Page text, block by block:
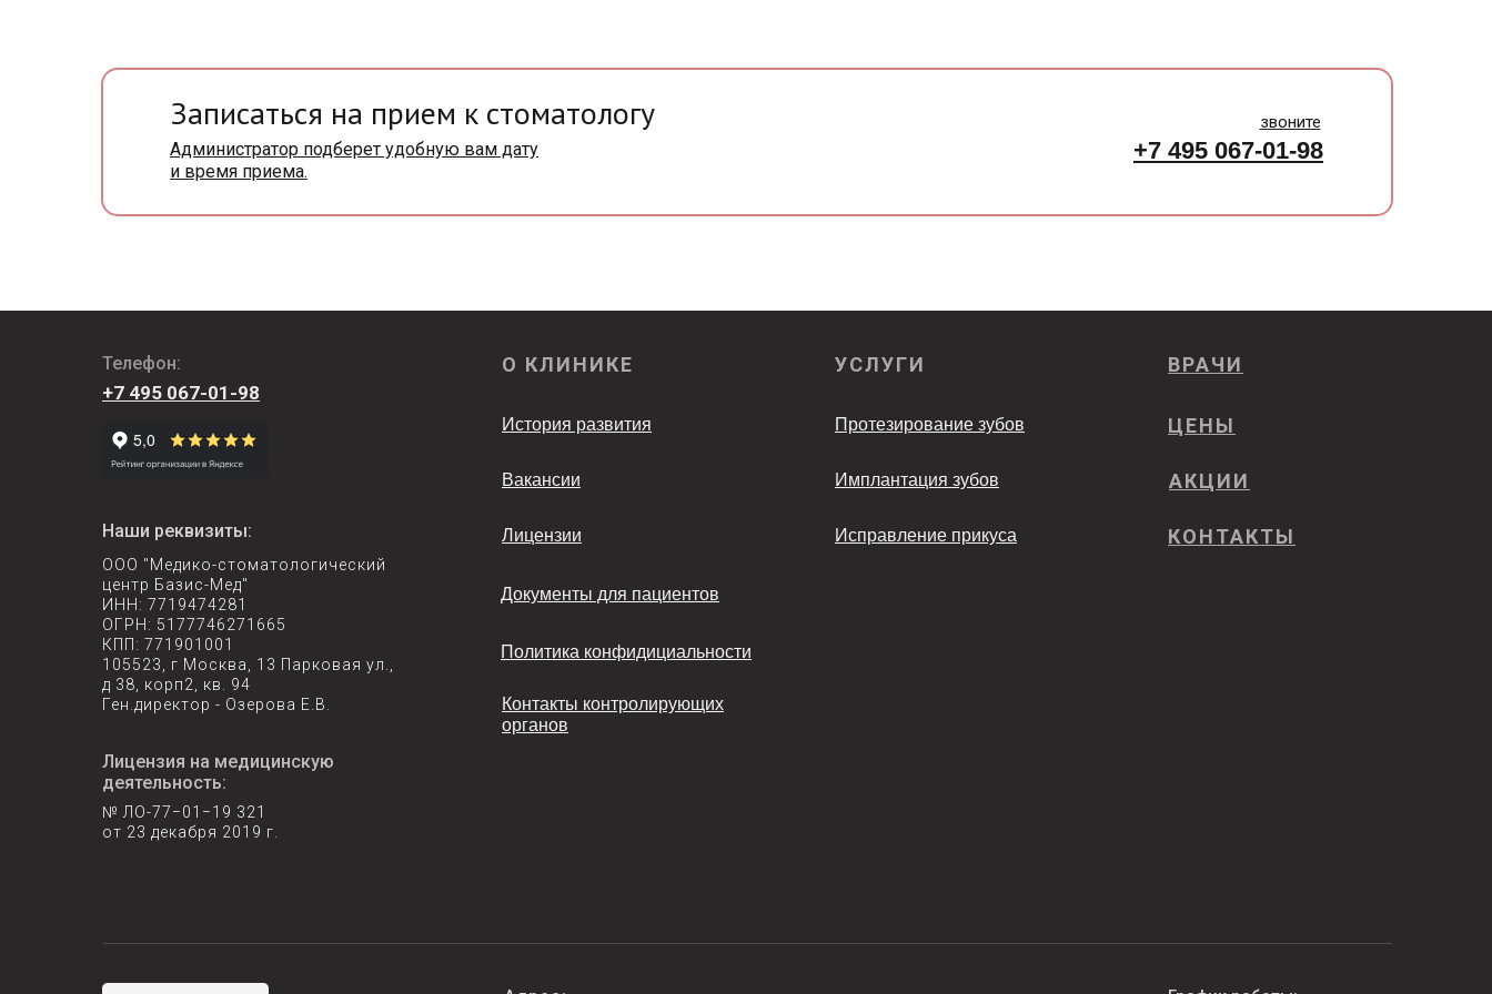
+7 495 067-01-98
звоните
Записаться на прием к стоматологу
Администратор подберет удобную вам дату
и время приема.
УСЛУГИ
О КЛИНИКЕ
Лицензия на медицинскую
деятельность:
№ ЛО-77−01−19 321
от 23 декабря 2019 г.
ООО "Медико-стоматологический
центр Базис-Мед"
ИНН: 7719474281
ОГРН: 5177746271665
КПП: 771901001
105523, г Москва, 13 Парковая ул.,
д 38, корп2, кв. 94
Ген.директор - Озерова Е.В.
ВРАЧИ
Имплантация зубов
ЦЕНЫ
АКЦИИ
КОНТАКТЫ
Вакансии
Лицензии
Контакты контролирующих
органов
Политика конфидициальности
Документы для пациентов
Исправление прикуса
+7 495 067-01-98
Наши реквизиты:
Телефон:
История развития Протезирование зубов